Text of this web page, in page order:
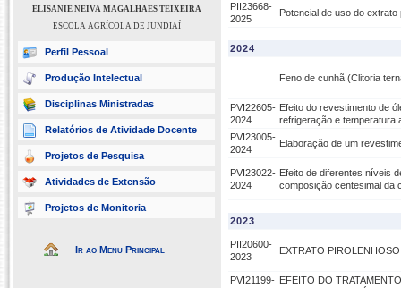
ELISANIE NEIVA MAGALHAES TEIXEIRA
ESCOLA AGRÍCOLA DE JUNDIAÍ
Perfil Pessoal
Produção Intelectual
Disciplinas Ministradas
Relatórios de Atividade Docente
Projetos de Pesquisa
Atividades de Extensão
Projetos de Monitoria
Ir ao Menu Principal
PII23668-
2025
Potencial de uso do
2024
Feno de cunhã (Clitoria
PVI22605-
2024
Efeito do revestimento de
refrigeração e temperatura
PVI23005-
2024
Elaboração de um
PVI23022-
2024
Efeito de diferentes níveis
composição centesimal da
2023
PII20600-
2023
EXTRATO
PVI21199- EFEITO DO